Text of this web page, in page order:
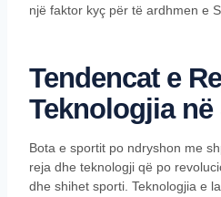
një faktor kyç për të ardhmen e
Tendencat e
Teknologjia në
Bota e sportit po ndryshon me
reja dhe teknologji që po
dhe shihet sporti. Teknologjia e